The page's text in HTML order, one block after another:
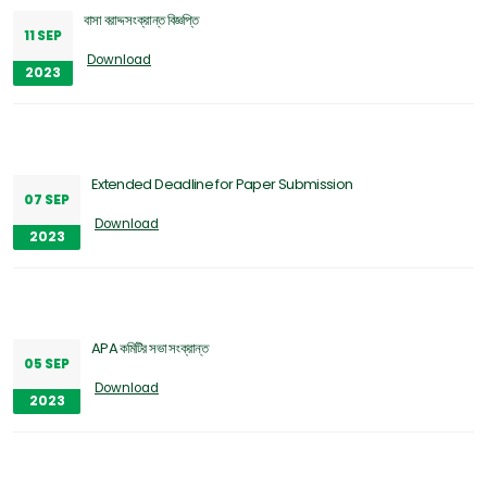
11 SEP
2023
বাসা বরাদ্দ সংক্রান্ত বিজ্ঞপ্তি
Download
07 SEP
2023
Extended Deadline for Paper Submission
Download
05 SEP
2023
APA কমিটির সভা সংক্রান্ত
Download